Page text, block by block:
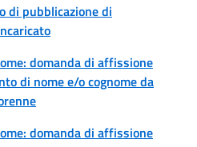
di pubblicazione di
domanda di affissione
di nome e/o cognome da
domanda di affissione